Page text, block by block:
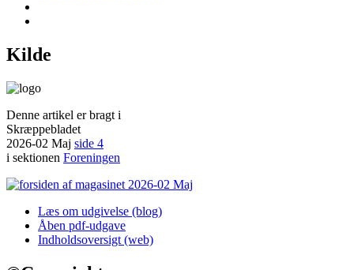
Kilde
Denne artikel er bragt i
Skræppebladet
2026-02 Maj side 4
i sektionen Foreningen
Læs om udgivelse (blog)
Åben pdf-udgave
Indholdsoversigt (web)